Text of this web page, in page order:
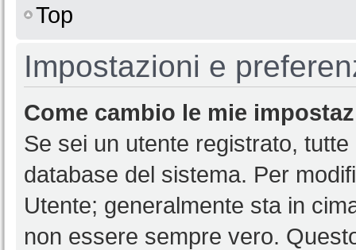
Top
Impostazioni e
Come cambio le mie
Se sei un utente registrato,
database del sistema. Per
Utente; generalmente sta in
non essere sempre vero.